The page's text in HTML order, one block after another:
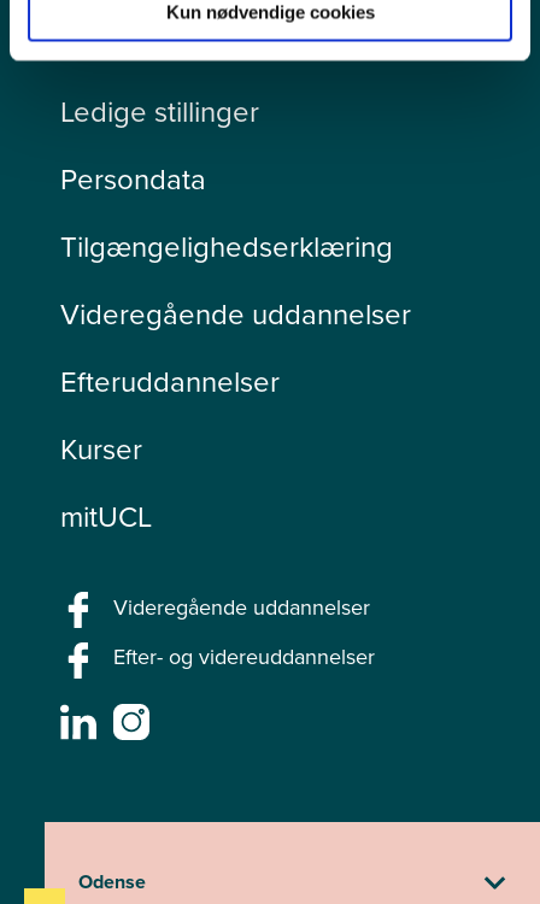
Kun nødvendige cookies
Pressekontakt
Ledige stillinger
Persondata
Tilgængelighedserklæring
Videregående uddannelser
Efteruddannelser
Kurser
mitUCL
Videregående uddannelser
Efter- og videreuddannelser
Odense